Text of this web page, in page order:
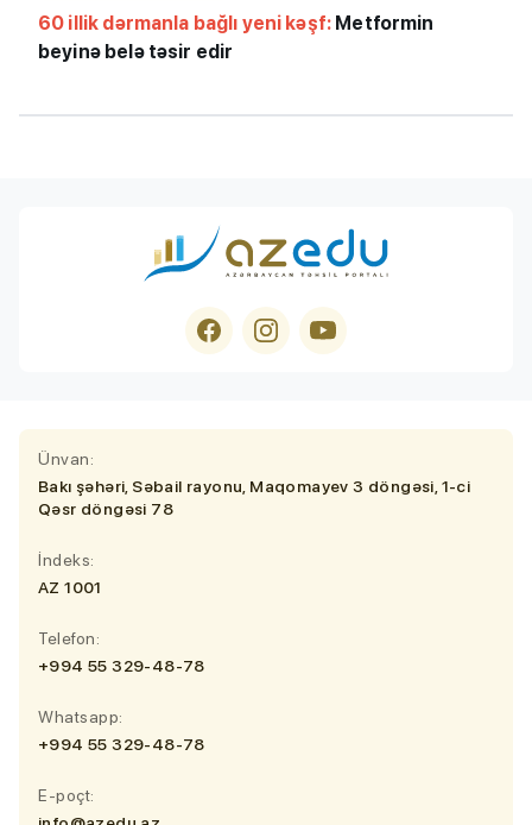
60 illik dərmanla bağlı yeni kəşf: Metformin
beyinə belə təsir edir
Ünvan:
Bakı şəhəri, Səbail rayonu, Maqomayev 3 döngəsi, 1-ci
Qəsr döngəsi 78
İndeks:
AZ 1001
Telefon:
+994 55 329-48-78
Whatsapp:
+994 55 329-48-78
E-poçt: